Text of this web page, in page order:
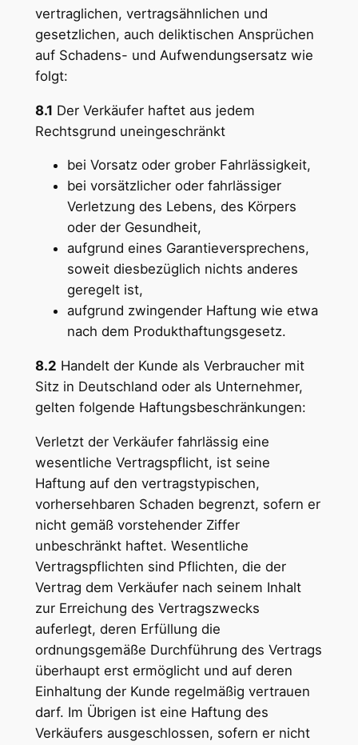
vertraglichen, vertragsähnlichen und
gesetzlichen, auch deliktischen Ansprüchen
auf Schadens- und Aufwendungsersatz wie
folgt:
8.1 Der Verkäufer haftet aus jedem
Rechtsgrund uneingeschränkt
bei Vorsatz oder grober Fahrlässigkeit,
bei vorsätzlicher oder fahrlässiger
Verletzung des Lebens, des Körpers
oder der Gesundheit,
aufgrund eines Garantieversprechens,
soweit diesbezüglich nichts anderes
geregelt ist,
aufgrund zwingender Haftung wie etwa
nach dem Produkthaftungsgesetz.
8.2 Handelt der Kunde als Verbraucher mit
Sitz in Deutschland oder als Unternehmer,
gelten folgende Haftungsbeschränkungen:
Verletzt der Verkäufer fahrlässig eine
wesentliche Vertragspflicht, ist seine
Haftung auf den vertragstypischen,
vorhersehbaren Schaden begrenzt, sofern er
nicht gemäß vorstehender Ziffer
unbeschränkt haftet. Wesentliche
Vertragspflichten sind Pflichten, die der
Vertrag dem Verkäufer nach seinem Inhalt
zur Erreichung des Vertragszwecks
auferlegt, deren Erfüllung die
ordnungsgemäße Durchführung des Vertrags
überhaupt erst ermöglicht und auf deren
Einhaltung der Kunde regelmäßig vertrauen
darf. Im Übrigen ist eine Haftung des
Verkäufers ausgeschlossen, sofern er nicht